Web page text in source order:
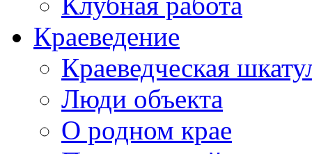
Краеведение
Краеведческая
Люди объекта
О родном крае